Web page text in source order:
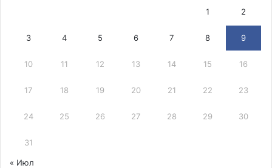
1 2
3 4 5 6 7 8 9
10 11 12 13 14 15 16
17 18 19 20 21 22 23
24 25 26 27 28 29 30
31
« Июл